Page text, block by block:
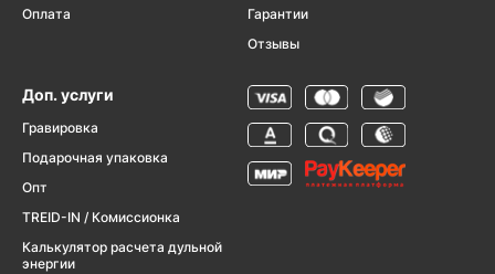
Оплата
Гарантии
Отзывы
Доп. услуги
Гравировка
Подарочная упаковка
Опт
TREID-IN / Комиссионка
Калькулятор расчета дульной
энергии